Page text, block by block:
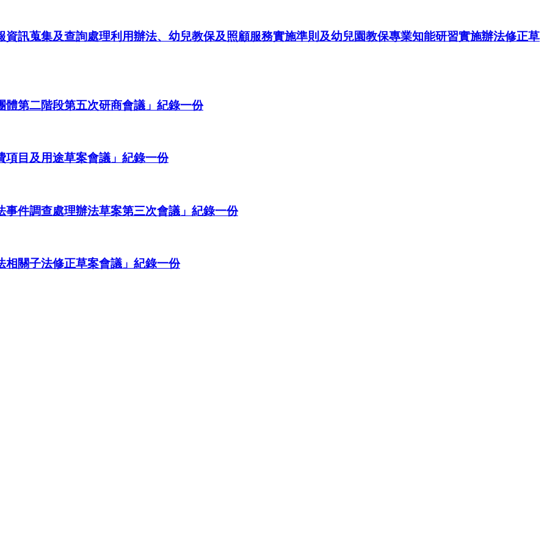
訊蒐集及查詢處理利用辦法、幼兒教保及照顧服務實施準則及幼兒園教保專業知能研習實施辦法修正草
體第二階段第五次研商會議」紀錄一份
項目及用途草案會議」紀錄一份
件調查處理辦法草案第三次會議」紀錄一份
相關子法修正草案會議」紀錄一份